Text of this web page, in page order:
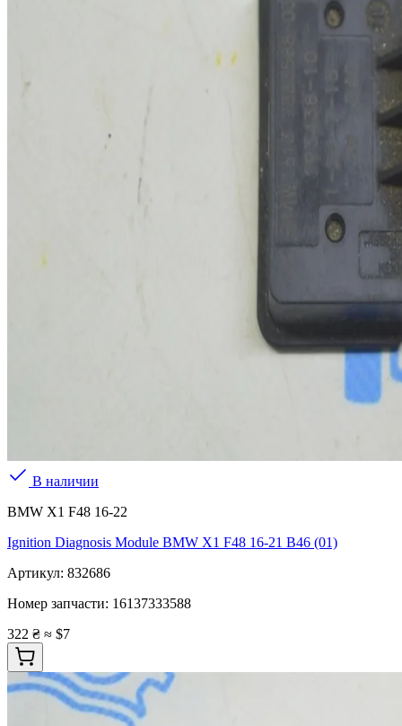
В наличии
BMW X1 F48 16-22
Ignition Diagnosis Module BMW X1 F48 16-21 B46 (01)
Артикул: 832686
Номер запчасти: 16137333588
322 ₴ ≈ $7